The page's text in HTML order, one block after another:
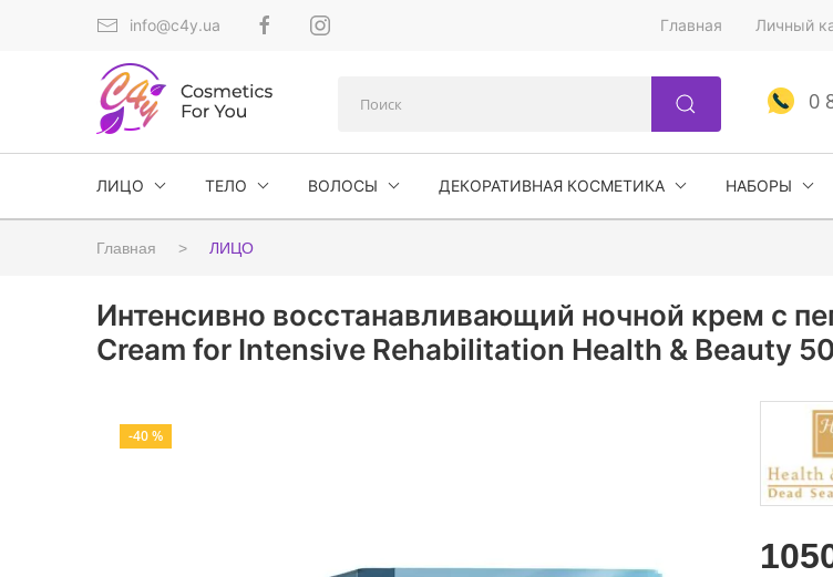
info@c4y.ua Главная Личный
0
ЛИЦО ТЕЛО ВОЛОСЫ ДЕКОРАТИВНАЯ КОСМЕТИКА НАБОРЫ
Главная ЛИЦО
Интенсивно восстанавливающий ночной крем с
Cream for Intensive Rehabilitation Health & Beauty
-40 %